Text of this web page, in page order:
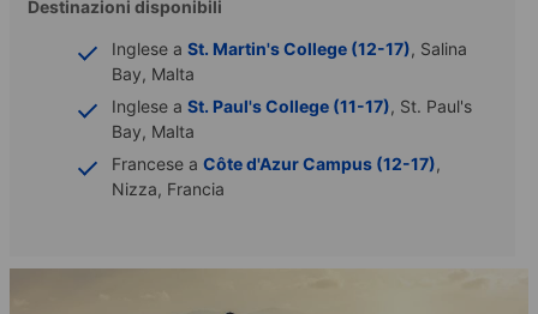
Destinazioni disponibili
Inglese a St. Martin's College (12-17), Salina
Bay, Malta
Inglese a St. Paul's College (11-17), St. Paul's
Bay, Malta
Francese a Côte d'Azur Campus (12-17),
Nizza, Francia